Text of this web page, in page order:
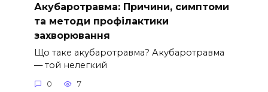
Акубаротравма: Причини, симптоми
та методи профілактики
захворювання
Що таке акубаротравма? Акубаротравма
— той нелегкий
0 7